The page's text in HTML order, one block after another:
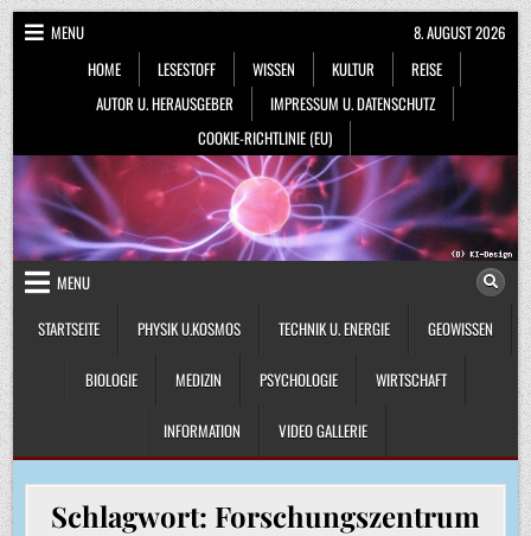
Skip
to
content
MENU
HOME
LESESTOFF WISSEN KULTUR
REISE
AUTOR U. HERAUSGEBER
IMPRESSUM U. DATENSCHUTZ
COOKIE-RICHTLINIE (EU)
8. AUGUST 2026
MENU
STARTSEITE
PHYSIK U.KOSMOS TECHNIK U. ENERGIE GEOWISSEN
BIOLOGIE MEDIZIN PSYCHOLOGIE WIRTSCHAFT
INFORMATION VIDEO GALLERIE
Schlagwort: Forschungszentrum